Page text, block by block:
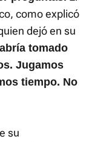
como explicó
dejó en su
tomado
Jugamos
tiempo. No
su